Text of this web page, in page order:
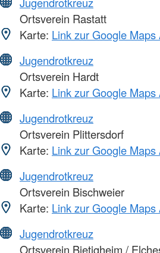
Ortsverein Rastatt
Karte: Link zur Google Maps
Jugendrotkreuz
Ortsverein Hardt
Karte: Link zur Google Maps
Jugendrotkreuz
Ortsverein Plittersdorf
Karte: Link zur Google Maps
Jugendrotkreuz
Ortsverein Bischweier
Karte: Link zur Google Maps
Jugendrotkreuz
Ortsverein Bietigheim /